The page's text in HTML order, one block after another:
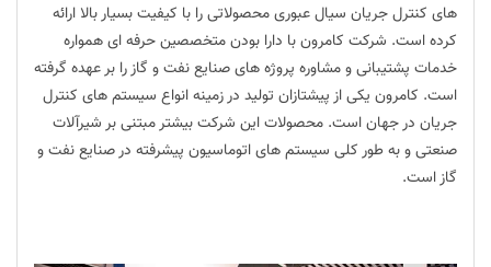
های کنترل جریان سیال عبوری محصولاتی را با کیفیت بسیار بالا ارائه
کرده است. شرکت کامرون با دارا بودن متخصصین حرفه ای همواره
خدمات پشتیبانی و مشاوره پروژه های صنایع نفت و گاز را بر عهده گرفته
است. کامرون یکی از پیشتازان تولید در زمینه انواع سیستم های کنترل
جریان در جهان است. محصولات این شرکت بیشتر مبتنی بر شیرآلات
صنعتی و به طور کلی سیستم های اتوماسیون پیشرفته در صنایع نفت و
گاز است.